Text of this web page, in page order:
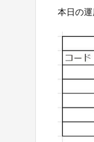
本日の運